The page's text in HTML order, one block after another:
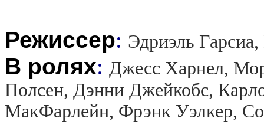
Режиссер: Эдриэль
В ролях: Джесс Харнел,
Полсен, Дэнни Джейкобс,
МакФарлейн, Фрэнк Уэлкер,